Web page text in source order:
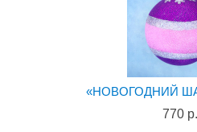
«НОВОГОДНИЙ
770 р.